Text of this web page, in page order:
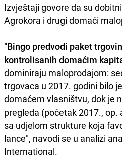
Izvještaji govore da su
Agrokora i drugi domaći
“Bingo predvodi paket
kontrolisanih domaćim
dominiraju maloprodajom:
trgovaca u 2017. godini bilo
domaćem vlasništvu, dok je
pregleda (početak 2017.,
sa udjelom strukture koja
lance", navodi se u analizi
International.